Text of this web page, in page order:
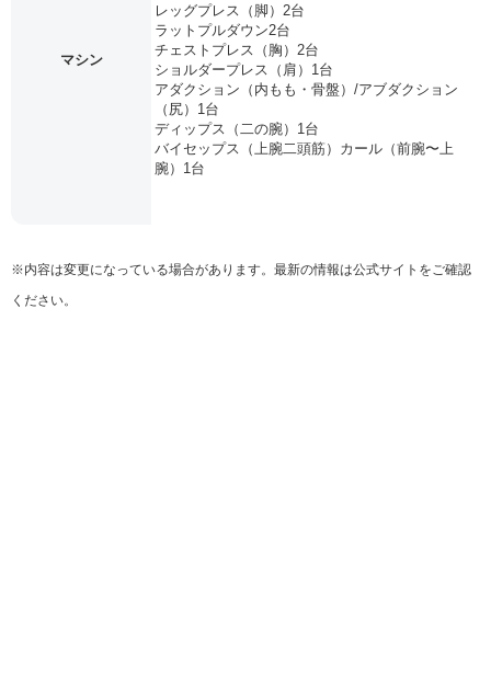
マシン
レッグプレス（脚）2台
ラットプルダウン2台
チェストプレス（胸）2台
ショルダープレス（肩）1台
アダクション（内もも・骨盤）/アブダクション
（尻）1台
ディップス（二の腕）1台
バイセップス（上腕二頭筋）カール（前腕〜上
腕）1台
※内容は変更になっている場合があります。最新の情報は公式サイトをご確認
ください。